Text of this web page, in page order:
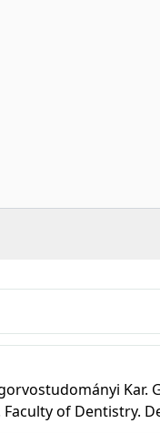
Kar.
of Dentistry.